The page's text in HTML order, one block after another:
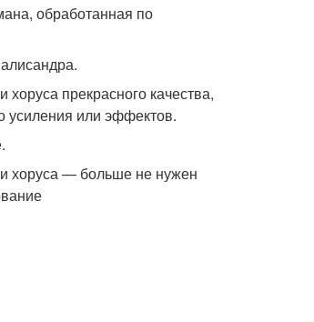
обработанная по
прекрасного качества,
усиления или эффектов.
хоруса — больше не нужен